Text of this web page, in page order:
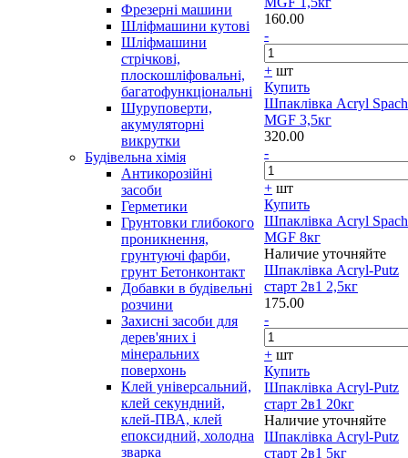
Фрезерні машини
Шліфмашини кутові
Шліфмашини
стрічкові,
плоскошліфовальні,
багатофункціональні
Шуруповерти,
акумуляторні
викрутки
Будівельна хімія
Антикорозійні
засоби
Герметики
Грунтовки глибокого
проникнення,
грунтуючі фарби,
грунт Бетонконтакт
Добавки в будівельні
розчини
Захисні засоби для
дерев'яних і
мінеральних
поверхонь
Клей універсальний,
клей секундний,
клей-ПВА, клей
епоксидний, холодна
зварка
160.00
-
+ шт
Купить
Шпаклівка Acryl
MGF 3,5кг
320.00
-
+ шт
Купить
Шпаклівка Acryl
MGF 8кг
Наличие уточняйте
Шпаклівка Acryl-Putz
старт 2в1 2,5кг
175.00
-
+ шт
Купить
Шпаклівка Acryl-Putz
старт 2в1 20кг
Наличие уточняйте
Шпаклівка Acryl-Putz
старт 2в1 5кг